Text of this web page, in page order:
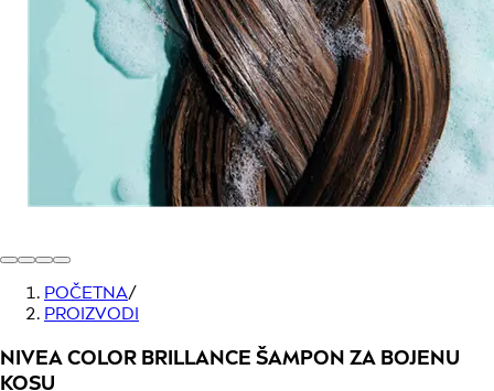
POČETNA/
PROIZVODI
NIVEA COLOR BRILLANCE ŠAMPON ZA BOJENU
KOSU